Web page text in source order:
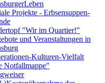
Projekte - Erbsensuppen-
"Wir im Quartier!"
und Veranstaltungen in
Kulturen-Vielfalt
Notfallmappe"